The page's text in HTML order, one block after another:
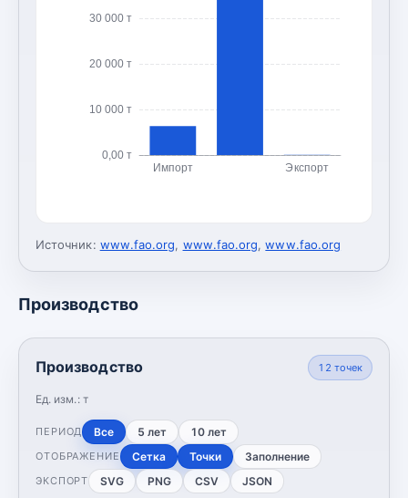
0,00 т
10 000 т
20 000 т
30 000 т
Импорт Экспорт
Источник: www.fao.org, www.fao.org,www.fao.org
Производство
Производство
Ед. изм.: т
12 точек
ПЕРИОД Все 5 лет 10 лет
ОТОБРАЖЕНИЕ Сетка Точки Заполнение
ЭКСПОРТ SVG PNG CSV JSON